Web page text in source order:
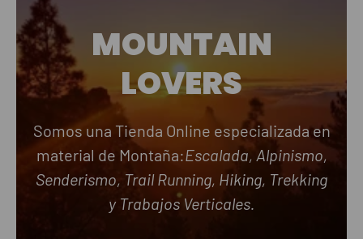
MOUNTAIN
LOVERS
Somos una Tienda Online especializada en
material de Montaña:Escalada, Alpinismo,
Senderismo, Trail Running, Hiking, Trekking
y Trabajos Verticales.